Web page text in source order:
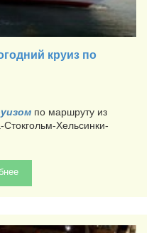
круиз по
по маршруту из
Хельсинки-